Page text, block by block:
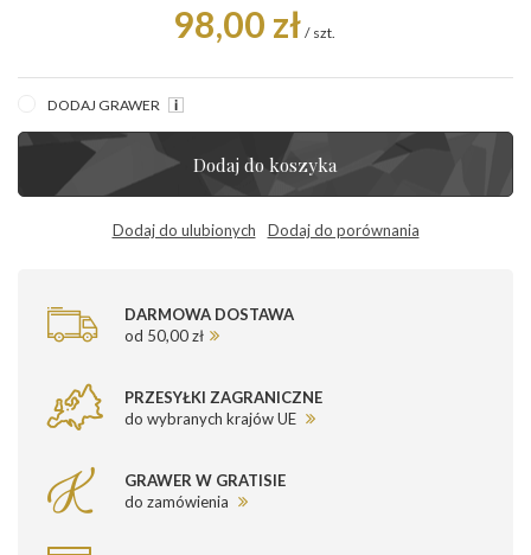
98,00 zł / szt.
DODAJ GRAWER
Dodaj do koszyka
Dodaj do ulubionych Dodaj do porównania
DARMOWA DOSTAWA
od 50,00 zł
PRZESYŁKI ZAGRANICZNE
do wybranych krajów UE
GRAWER W GRATISIE
do zamówienia